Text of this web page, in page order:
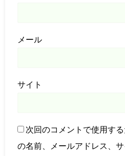
メール
サイト
次回のコメントで使用す
の名前、メールアドレス、サ